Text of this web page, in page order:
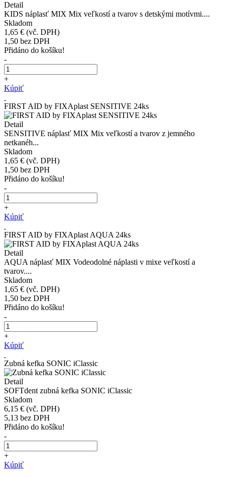
Detail
KIDS náplasť MIX Mix veľkostí a tvarov s detskými motívmi....
Skladom
1,65 € (vč. DPH)
1,50 bez DPH
Přidáno do košíku!
-
+
Kúpiť
FIRST AID by FIXAplast SENSITIVE 24ks
Detail
SENSITIVE náplasť MIX Mix veľkostí a tvarov z jemného
netkanéh...
Skladom
1,65 € (vč. DPH)
1,50 bez DPH
Přidáno do košíku!
-
+
Kúpiť
FIRST AID by FIXAplast AQUA 24ks
Detail
AQUA náplasť MIX Vodeodolné náplasti v mixe veľkostí a
tvarov....
Skladom
1,65 € (vč. DPH)
1,50 bez DPH
Přidáno do košíku!
-
+
Kúpiť
Zubná kefka SONIC iClassic
Detail
SOFTdent zubná kefka SONIC iClassic
Skladom
6,15 € (vč. DPH)
5,13 bez DPH
Přidáno do košíku!
-
+
Kúpiť